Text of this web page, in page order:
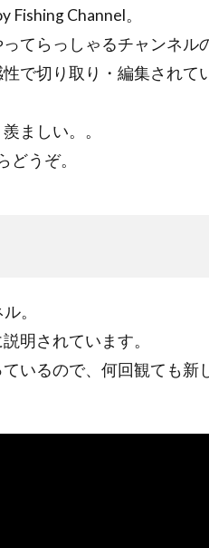
Channel。
てらっしゃるチャンネル
で切り取り・編集されて
ましい。。
どうぞ。
。
明されています。
いるので、何回観ても新